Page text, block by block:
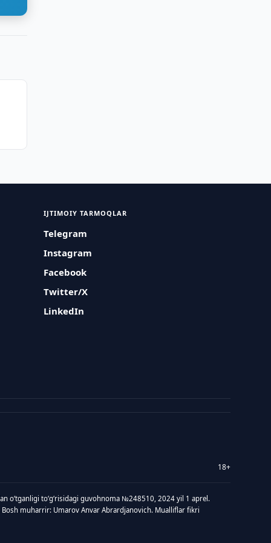
IJTIMOIY TARMOQLAR
Telegram
Instagram
Facebook
Twitter/X
LinkedIn
18+
oʻtganligi toʻgʻrisidagi guvohnoma №248510, 2024 yil 1 aprel.
Bosh muharrir: Umarov Anvar Abrardjanovich. Mualliflar fikri